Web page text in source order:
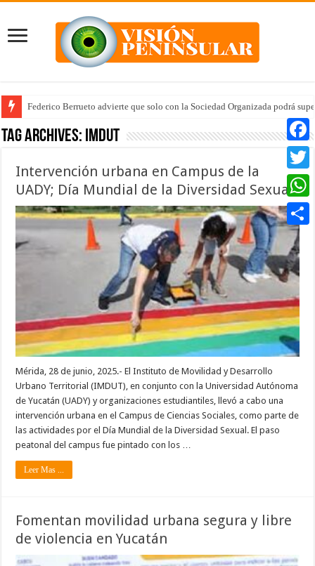
Federico Berrueto advierte que solo con la Sociedad Organizada podrá
Arrancan la tercera etapa de Médico 24/7
Tag Archives: IMDUT
Intervención urbana en Campus de la
UADY; Día Mundial de la Diversidad Sexual
Mérida, 28 de junio, 2025.- El Instituto de Movilidad y Desarrollo
Urbano Territorial (IMDUT), en conjunto con la Universidad Autónoma
de Yucatán (UADY) y organizaciones estudiantiles, llevó a cabo una
intervención urbana en el Campus de Ciencias Sociales, como parte de
las actividades por el Día Mundial de la Diversidad Sexual. El paso
peatonal del campus fue pintado con los …
Leer Mas ...
Fomentan movilidad urbana segura y libre
de violencia en Yucatán
Twitter